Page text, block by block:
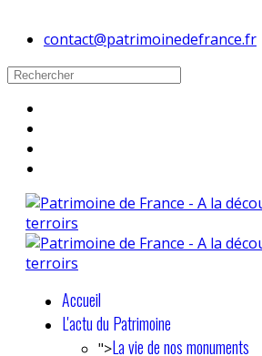
contact@patrimoinedefrance.fr
Accueil
L'actu du Patrimoine
">La vie de nos monuments